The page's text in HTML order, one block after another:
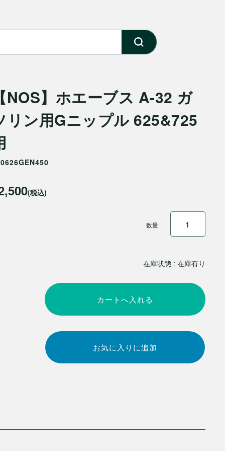
NOS】ホエーブス A-32 ガ
リン用Gニップル 625&725
在庫状態 : 在庫有り
(税込)
数量